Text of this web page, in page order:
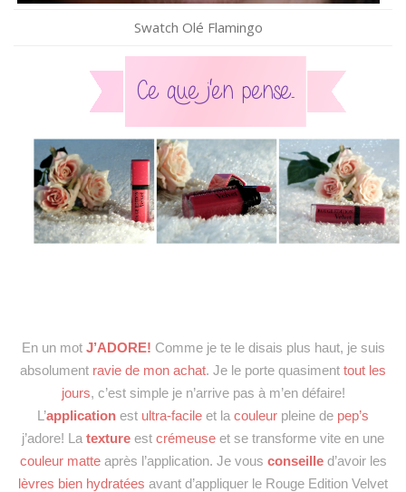
Swatch Olé Flamingo
En un mot J’ADORE! Comme je te le disais plus haut, je suis
absolument ravie de mon achat. Je le porte quasiment tout les
jours, c’est simple je n’arrive pas à m’en défaire!
L’application est ultra-facile et la couleur pleine de pep’s
j’adore! La texture est crémeuse et se transforme vite en une
couleur matte après l’application. Je vous conseilled’avoir les
lèvres bien hydratées avant d’appliquer le Rouge Edition Velvet